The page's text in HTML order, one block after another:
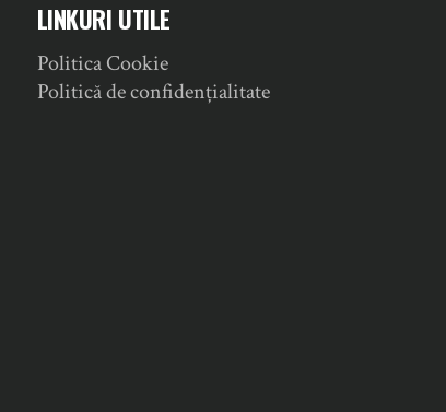
LINKURI UTILE
Politica Cookie
Politică de confidențialitate